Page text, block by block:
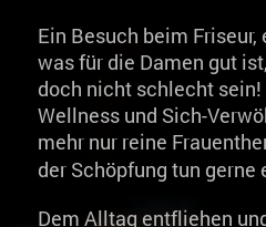
Ein Besuch beim
was für die Damen gut
doch nicht schlecht sein!
Wellness und Sich-
mehr nur reine
der Schöpfung tun gerne
Dem Alltag entfliehen